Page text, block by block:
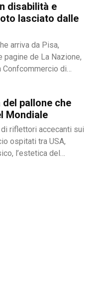
disabilità e
lasciato dalle
arriva da Pisa,
pagine de La Nazione,
Confcommercio di
del pallone che
Mondiale
riflettori accecanti sui
ospitati tra USA,
l’estetica del